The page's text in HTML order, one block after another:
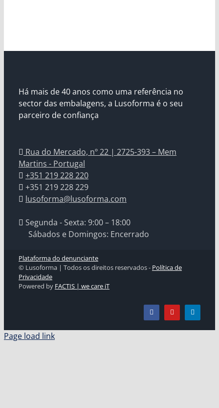
Há mais de 40 anos como uma referência no
sector das embalagens, a Lusoforma é o seu
parceiro de confiança
Rua do Mercado, nº 22 | 2725-393 – Mem
Martins - Portugal
+351 219 228 220
+351 219 228 229
lusoforma@lusoforma.com
Segunda - Sexta: 9:00 – 18:00
Sábados e Domingos: Encerrado
Plataforma do denunciante
© Lusoforma | Todos os direitos reservados - Política de
Privacidade
Powered by FACTIS | we care iT
Page load link